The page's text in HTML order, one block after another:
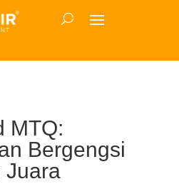
MTQ:
Bergengsi
Juara